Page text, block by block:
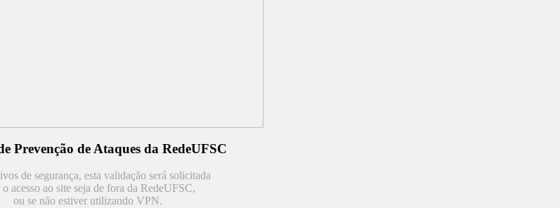
Prevenção de Ataques da RedeUFSC
de segurança, esta validação será solicitada
o acesso ao site seja de fora da RedeUFSC,
ou se não estiver utilizando VPN.